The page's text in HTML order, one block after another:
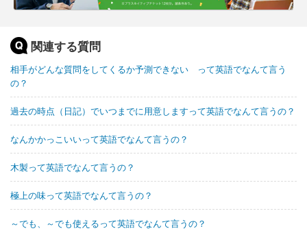
関連する質問
相手がどんな質問をしてくるか予測できない って英語でなんて言う
の？
過去の時点（日記）でいつまでに用意しますって英語でなんて言うの？
なんかかっこいいって英語でなんて言うの？
木製って英語でなんて言うの？
極上の味って英語でなんて言うの？
～でも、～でも使えるって英語でなんて言うの？